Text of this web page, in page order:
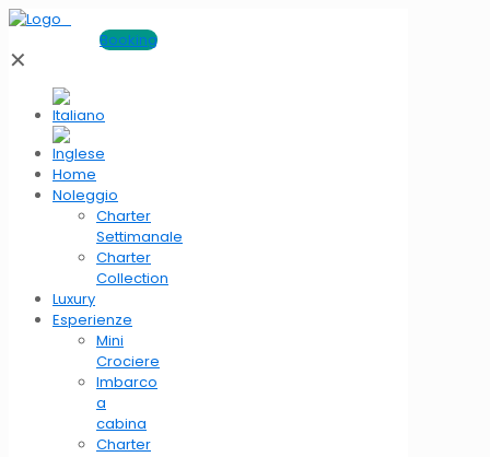
Booking
✕
Home
Noleggio
Charter
Settimanale
Charter
Collection
Luxury
Esperienze
Mini
Crociere
Imbarco
a
cabina
Charter